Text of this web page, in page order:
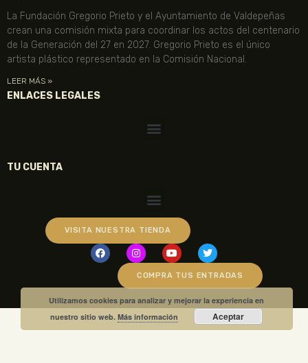
La Fundación Gregorio Prieto y el Ayuntamiento de Valdepeñas
crean una comisión mixta para coordinar los actos del centenario
de la Generación del 27 en 2027. Gregorio Prieto es el único
artista plástico representado en la Comisión Nacional.
LEER MÁS »
ENLACES LEGALES
TU CUENTA
VISITA NUESTRA TIENDA
COMPRA TUS ENTRADAS
Utilizamos cookies para analizar y mejorar la experiencia en
nuestro sitio web.Más información Aceptar